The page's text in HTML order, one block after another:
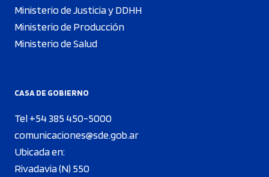
Ministerio de Justicia y DDHH
Ministerio de Producción
Ministerio de Salud
CASA DE GOBIERNO
Tel +54 385 450-5000
comunicaciones@sde.gob.ar
Ubicada en:
Rivadavia (N) 550